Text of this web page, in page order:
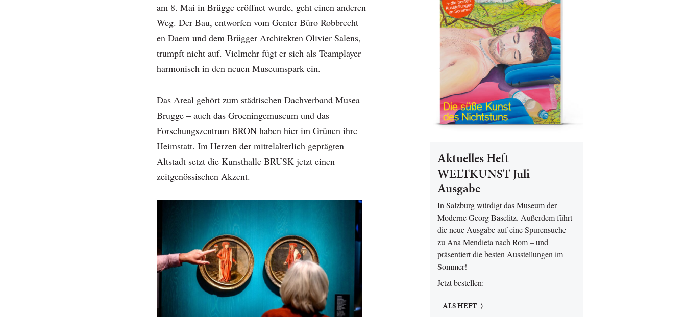
am 8. Mai in Brügge eröffnet wurde, geht einen anderen
Weg. Der Bau, entworfen vom Genter Büro Robbrecht
en Daem und dem Brügger Architekten Olivier Salens,
trumpft nicht auf. Vielmehr fügt er sich als Teamplayer
harmonisch in den neuen Museumspark ein.
Das Areal gehört zum städtischen Dachverband Musea
Brugge – auch das Groeningemuseum und das
Forschungszentrum BRON haben hier im Grünen ihre
Heimstatt. Im Herzen der mittelalterlich geprägten
Altstadt setzt die Kunsthalle BRUSK jetzt einen
zeitgenössischen Akzent.
Aktuelles Heft
WELTKUNST Juli-
Ausgabe
In Salzburg würdigt das Museum der
Moderne Georg Baselitz. Außerdem führt
die neue Ausgabe auf eine Spurensuche
zu Ana Mendieta nach Rom – und
präsentiert die besten Ausstellungen im
Sommer!
Jetzt bestellen:
ALS HEFT